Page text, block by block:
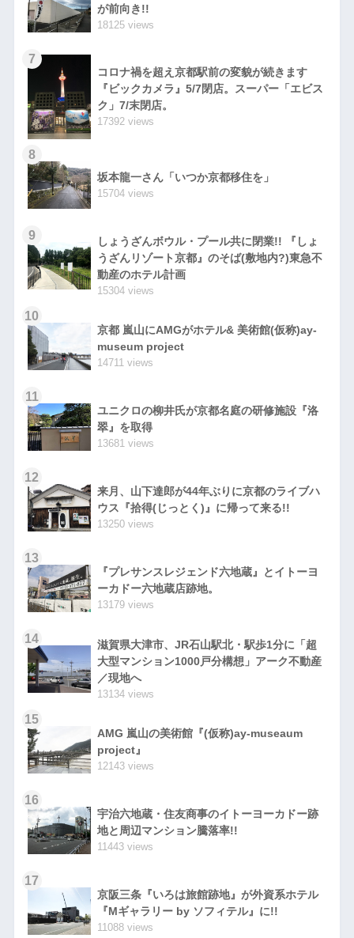
が前向き!!
18125 views
7
コロナ禍を超え京都駅前の変貌が続きます
『ビックカメラ』5/7閉店。スーパー「エビス
ク」7/末閉店。
17392 views
8
坂本龍一さん「いつか京都移住を」
15704 views
9
しょうざんボウル・プール共に閉業!! 『しょ
うざんリゾート京都』のそば(敷地内?)東急不
動産のホテル計画
15304 views
10
京都 嵐山にAMGがホテル& 美術館(仮称)ay-
museum project
14711 views
11
ユニクロの柳井氏が京都名庭の研修施設『洛
翠』を取得
13681 views
12
来月、山下達郎が44年ぶりに京都のライブハ
ウス『拾得(じっとく)』に帰って来る!!
13250 views
13
『プレサンスレジェンド六地蔵』とイトーヨ
ーカドー六地蔵店跡地。
13179 views
14
滋賀県大津市、JR石山駅北・駅歩1分に「超
大型マンション1000戸分構想」アーク不動産
／現地へ
13134 views
15
AMG 嵐山の美術館『(仮称)ay-museaum
project』
12143 views
16
宇治六地蔵・住友商事のイトーヨーカドー跡
地と周辺マンション騰落率!!
11443 views
17
京阪三条『いろは旅館跡地』が外資系ホテル
『Mギャラリー by ソフィテル』に!!
11088 views